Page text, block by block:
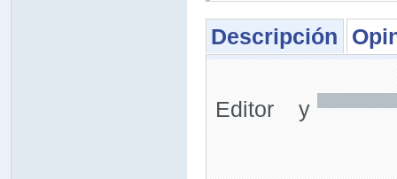
Descripción
Editor y